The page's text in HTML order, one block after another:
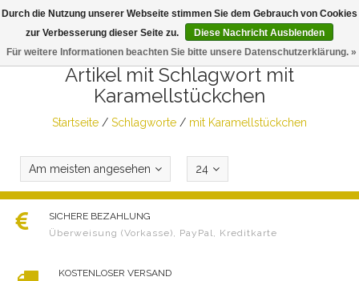
Artikel mit Schlagwort mit
Karamellstückchen
Startseite / Schlagworte / mit Karamellstückchen
Am meisten angesehen 24
SICHERE BEZAHLUNG
Überweisung (Vorkasse), PayPal, Kreditkarte
KOSTENLOSER VERSAND
Durch die Nutzung unserer Webseite stimmen Sie dem Gebrauch von Cookies
zur Verbesserung dieser Seite zu.
Diese Nachricht Ausblenden
Für weitere Informationen beachten Sie bitte unsere Datenschutzerklärung. »